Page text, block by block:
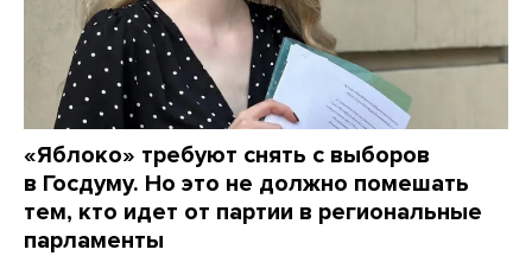
«Яблоко» требуют снять с выборов
в Госдуму. Но это не должно помешать
тем, кто идет от партии в региональные
парламенты